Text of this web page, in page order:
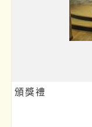
頒獎禮